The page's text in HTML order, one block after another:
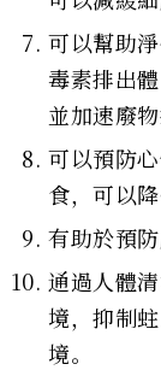
可以幫助
毒素排出
並加速廢
可以預防
食，可以
有助於預
通過人體
境，抑制
境。